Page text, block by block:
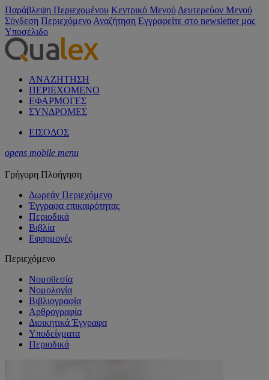
Παράβλεψη Περιεχομένου Κεντρικό Μενού Δευτερεύον Μενού
Σύνδεση Περιεχόμενο Αναζήτηση Εγγραφείτε στο newsletter μας
Υποσέλιδο
ΑΝΑΖΗΤΗΣΗ
ΠΕΡΙΕΧΟΜΕΝΟ
ΕΦΑΡΜΟΓΕΣ
ΣΥΝΔΡΟΜΕΣ
ΕΙΣΟΔΟΣ
opens mobile menu
Γρήγορη Πλοήγηση
Δωρεάν Περιεχόμενο
Έγγραφα επικαιρότητας
Περιοδικά
Βιβλία
Εφαρμογές
Περιεχόμενο
Νομοθεσία
Νομολογία
Βιβλιογραφία
Αρθρογραφία
Διοικητικά Έγγραφα
Υποδείγματα
Περιοδικά